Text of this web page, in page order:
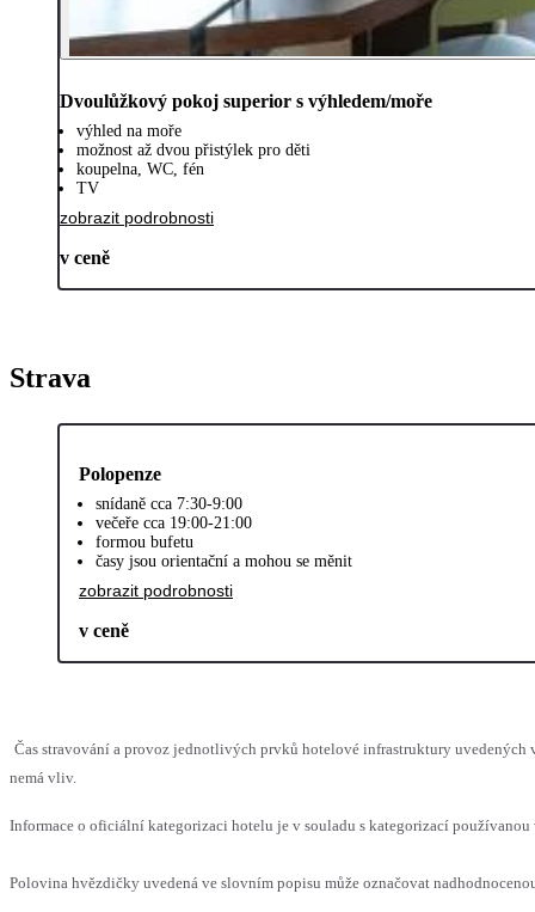
Dvoulůžkový pokoj superior s výhledem/moře
výhled na moře
možnost až dvou přistýlek pro děti
koupelna, WC, fén
TV
zobrazit podrobnosti
v ceně
Strava
Polopenze
snídaně cca 7:30-9:00
večeře cca 19:00-21:00
formou bufetu
časy jsou orientační a mohou se měnit
zobrazit podrobnosti
v ceně
Čas stravování a provoz jednotlivých prvků hotelové infrastruktury uvedených
nemá vliv.
Informace o oficiální kategorizaci hotelu je v souladu s kategorizací
Polovina hvězdičky uvedená ve slovním popisu může označovat